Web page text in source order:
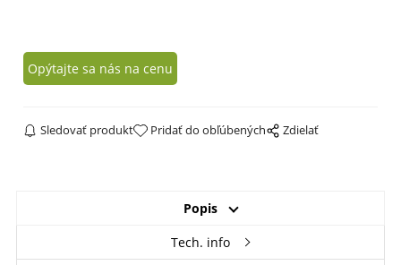
Opýtajte sa nás na cenu
Sledovať produkt Pridať do obľúbených Zdielať
Popis
Tech. info